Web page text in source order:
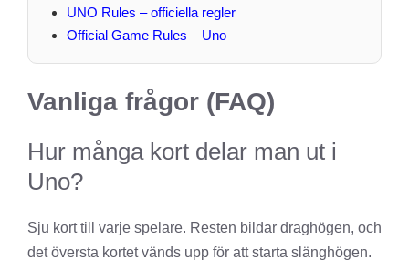
UNO Rules – officiella regler
Official Game Rules – Uno
Vanliga frågor (FAQ)
Hur många kort delar man ut i
Uno?
Sju kort till varje spelare. Resten bildar draghögen, och
det översta kortet vänds upp för att starta slänghögen.